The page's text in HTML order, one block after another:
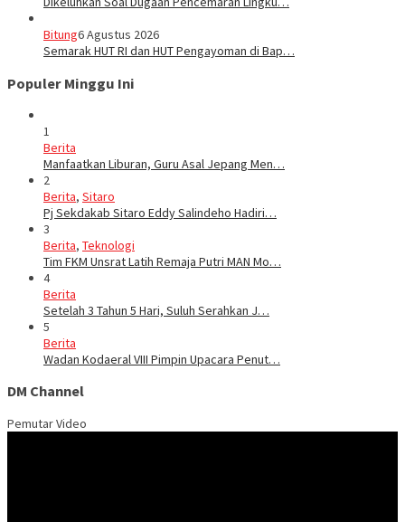
Bitung6 Agustus 2026
Semarak HUT RI dan HUT Pengayoman di Bap…
Populer Minggu Ini
1
Berita
Manfaatkan Liburan, Guru Asal Jepang Men…
2
Berita, Sitaro
Pj Sekdakab Sitaro Eddy Salindeho Hadiri…
3
Berita, Teknologi
Tim FKM Unsrat Latih Remaja Putri MAN Mo…
4
Berita
Setelah 3 Tahun 5 Hari, Suluh Serahkan J…
5
Berita
Wadan Kodaeral VIII Pimpin Upacara Penut…
DM Channel
Pemutar Video